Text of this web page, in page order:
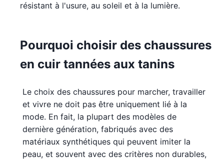
résistant à l'usure, au soleil et à la lumière.
Pourquoi choisir des chaussures
en cuir tannées aux tanins
Le choix des chaussures pour marcher, travailler
et vivre ne doit pas être uniquement lié à la
mode. En fait, la plupart des modèles de
dernière génération, fabriqués avec des
matériaux synthétiques qui peuvent imiter la
peau, et souvent avec des critères non durables,